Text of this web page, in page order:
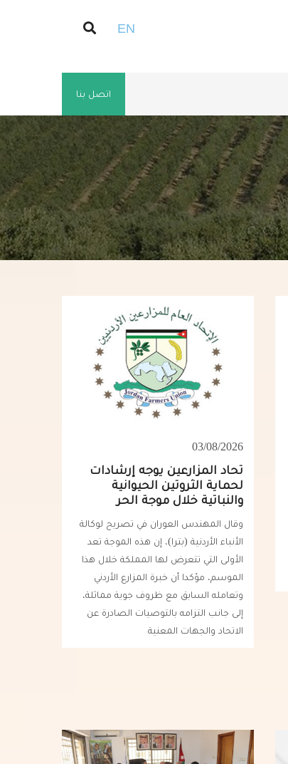
EN
اتصل بنا
03/08/2026
تحاد المزارعين يوجه إرشادات
لحماية الثروتين الحيوانية
والنباتية خلال موجة الحر
وقال المهندس العوران في تصريح لوكالة
الأنباء الأردنية (بترا)، إن هذه الموجة تعد
الأولى التي تتعرض لها المملكة خلال هذا
الموسم، مؤكدا أن خبرة المزارع الأردني
وتعامله السابق مع ظروف جوية مماثلة،
إلى جانب التزامه بالتوصيات الصادرة عن
الاتحاد والجهات المعنية